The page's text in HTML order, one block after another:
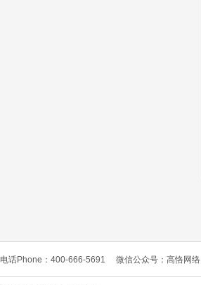
电话Phone：400-666-5691 微信公众号：高恪网络